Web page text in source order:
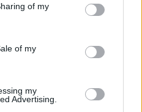
of my
of my
my
Advertising.
Esim for Caribbean
|Esim for Greece|
2026|Esim for Saudi